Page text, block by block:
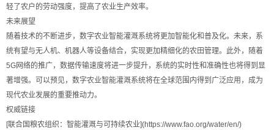
轻了农户的劳动强度，提高了农业生产效率。
未来展望
随着技术的不断进步，数字农业智能灌溉系统将更加智能化和普及化。未来，系
统有望与无人机、机器人等设备结合，实现更加精细化的农田管理。此外，随着
5G网络的推广，数据传输速度将进一步提升，系统的实时性和准确性也将得到显
著增强。可以预见，数字农业智能灌溉系统将在全球范围内得到广泛应用，成为
现代农业发展的重要推动力。
权威链接
[联合国粮农组织：智能灌溉与可持续农业](https://www.fao.org/water/en/)